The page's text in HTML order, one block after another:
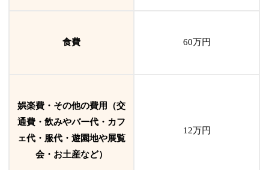
食費 60万円
娯楽費・その他の費用（交
通費・飲みやバー代・カフ
ェ代・服代・遊園地や展覧
会・お土産など）
12万円